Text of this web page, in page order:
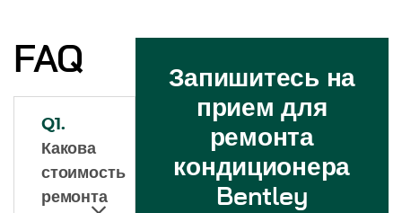
FAQ
Q1.
Какова
стоимость
ремонта
Запишитесь на
прием для
ремонта
кондиционера
Bentley